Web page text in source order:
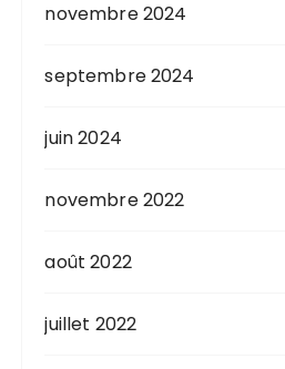
novembre 2024
septembre 2024
juin 2024
novembre 2022
août 2022
juillet 2022